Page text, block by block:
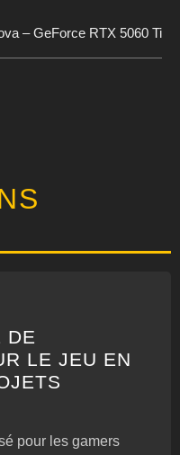
– GeForce RTX 5060 Ti
DE
LE JEU EN
pour les gamers